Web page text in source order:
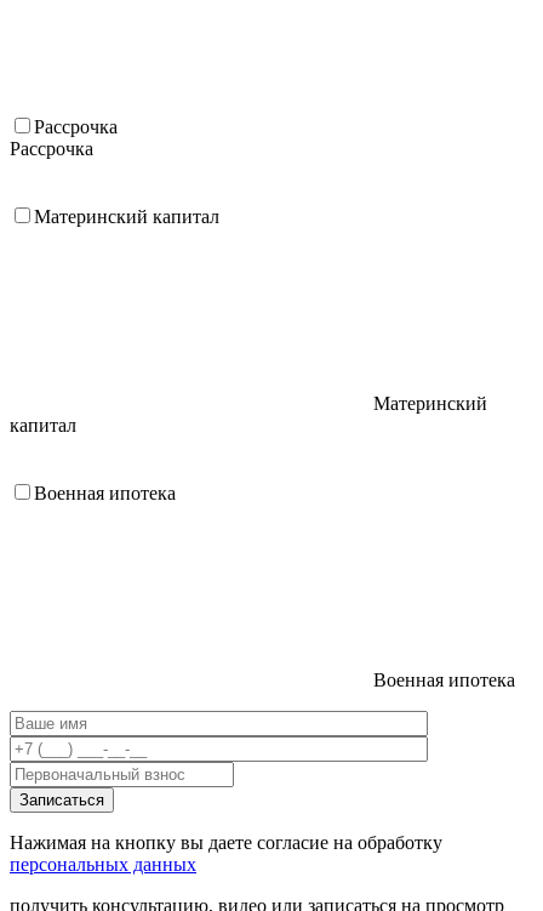
Рассрочка
Рассрочка
Материнский капитал
Материнский
капитал
Военная ипотека
Военная ипотека
Нажимая на кнопку вы даете согласие на обработку
персональных данных
получить консультацию, видео или записаться на просмотр